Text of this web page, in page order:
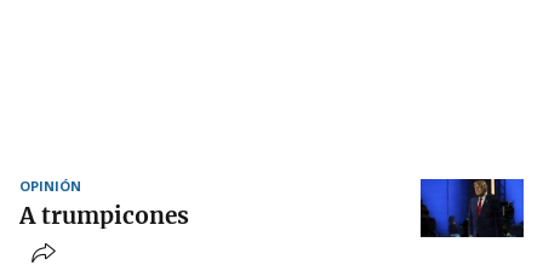
OPINIÓN
A trumpicones